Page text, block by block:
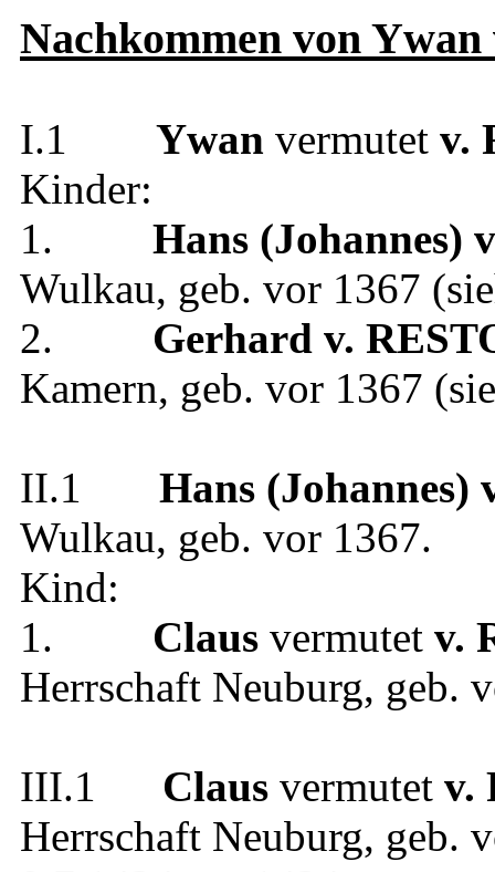
Nachkommen von
I.1 Ywan vermutet v.
Kinder:
1. Hans (Johannes)
Wulkau, geb. vor 1367
2. Gerhard v.
Kamern, geb. vor 1367
II.1 Hans (Johannes)
Wulkau, geb. vor 1367.
Kind:
1. Claus vermutet v.
Herrschaft Neuburg, geb.
III.1 Claus vermutet v.
Herrschaft Neuburg, geb.